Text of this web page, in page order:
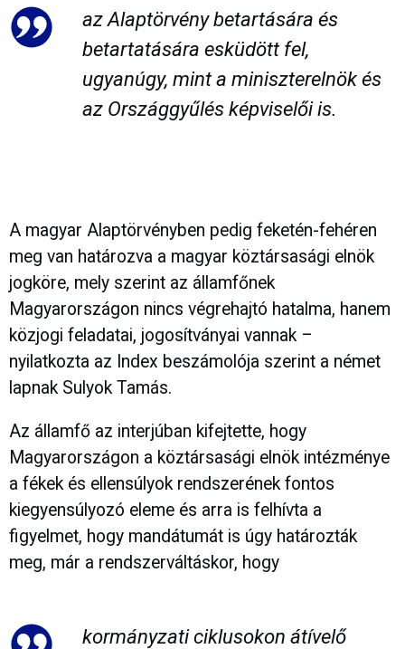
az Alaptörvény betartására és
betartatására esküdött fel,
ugyanúgy, mint a miniszterelnök és
az Országgyűlés képviselői is.
A magyar Alaptörvényben pedig feketén-fehéren
meg van határozva a magyar köztársasági elnök
jogköre, mely szerint az államfőnek
Magyarországon nincs végrehajtó hatalma, hanem
közjogi feladatai, jogosítványai vannak –
nyilatkozta az Index beszámolója szerint a német
lapnak Sulyok Tamás.
Az államfő az interjúban kifejtette, hogy
Magyarországon a köztársasági elnök intézménye
a fékek és ellensúlyok rendszerének fontos
kiegyensúlyozó eleme és arra is felhívta a
figyelmet, hogy mandátumát is úgy határozták
meg, már a rendszerváltáskor, hogy
kormányzati ciklusokon átívelő